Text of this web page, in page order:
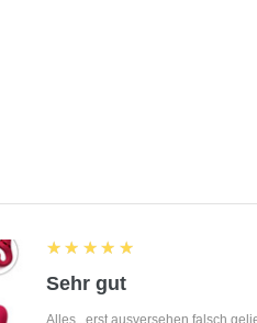
5
★★★★★
Sehr gut
Alles...erst ausversehen falsch